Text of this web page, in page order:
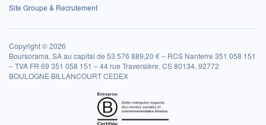
Site Groupe & Recrutement
Copyright © 2026
Boursorama, SA au capital de 53 576 889,20 € – RCS Nanterre 351 058 151
– TVA FR 69 351 058 151 – 44 rue Traversière, CS 80134, 92772
BOULOGNE BILLANCOURT CEDEX